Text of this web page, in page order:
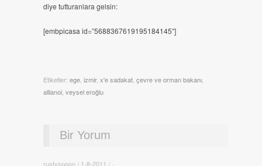
diye tutturanlara gelsin:
[embpicasa id=”5688367619195184145″]
Etiketler: ege izmir, x'e sadakat çevre ve orman bakanı
allianoi veysel eroğlu
Bir Yorum
rustyspoon / 1-8-2011 / ·